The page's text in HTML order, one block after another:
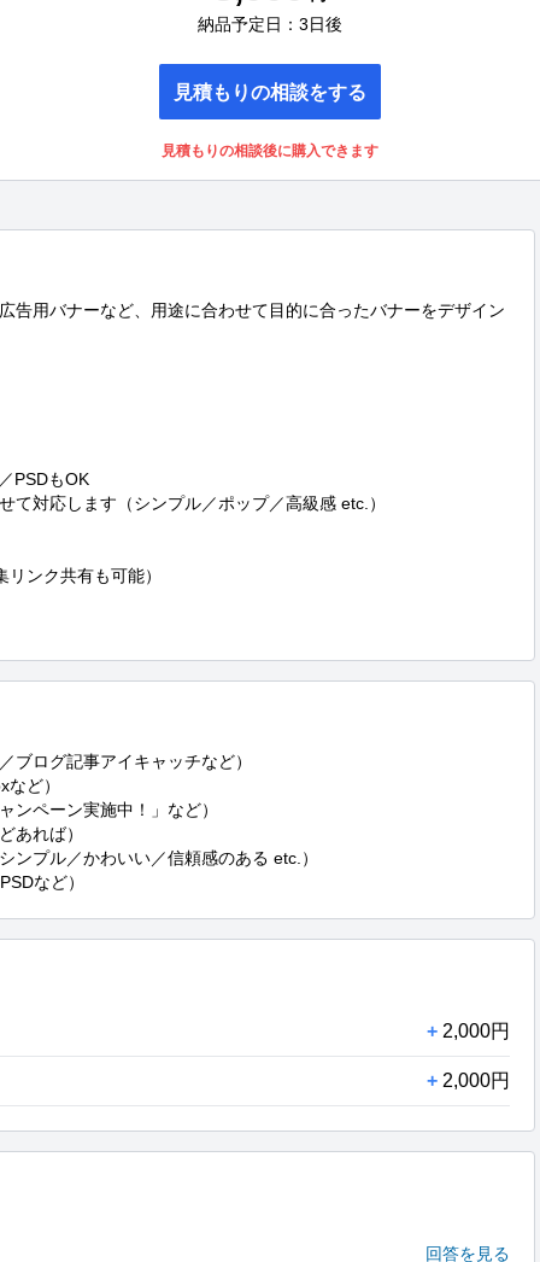
納品予定日：3日後
見積もりの相談をする
見積もりの相談後に購入できます
告用バナーなど、用途に合わせて目的に合ったバナーをデザイン
PSDもOK
て対応します（シンプル／ポップ／高級感 etc.）
ンク共有も可能）
ブログ記事アイキャッチなど）
ど）
ンペーン実施中！」など）
あれば）
ンプル／かわいい／信頼感のある etc.）
など）
+ 2,000円
+ 2,000円
回答を見る